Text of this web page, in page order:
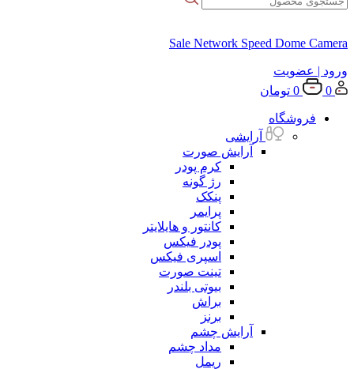
Sale Network Speed Dome Camera
ورود | عضویت
0
0 تومان
فروشگاه
آرایشی
آرایش صورت
کرم پودر
رژ گونه
پنکک
پرایمر
کانتور و هایلایتر
پودر فیکس
اسپری فیکس
تینت صورت
بیوتی بلندر
براش
برنز
آرایش چشم
مداد چشم
ریمل